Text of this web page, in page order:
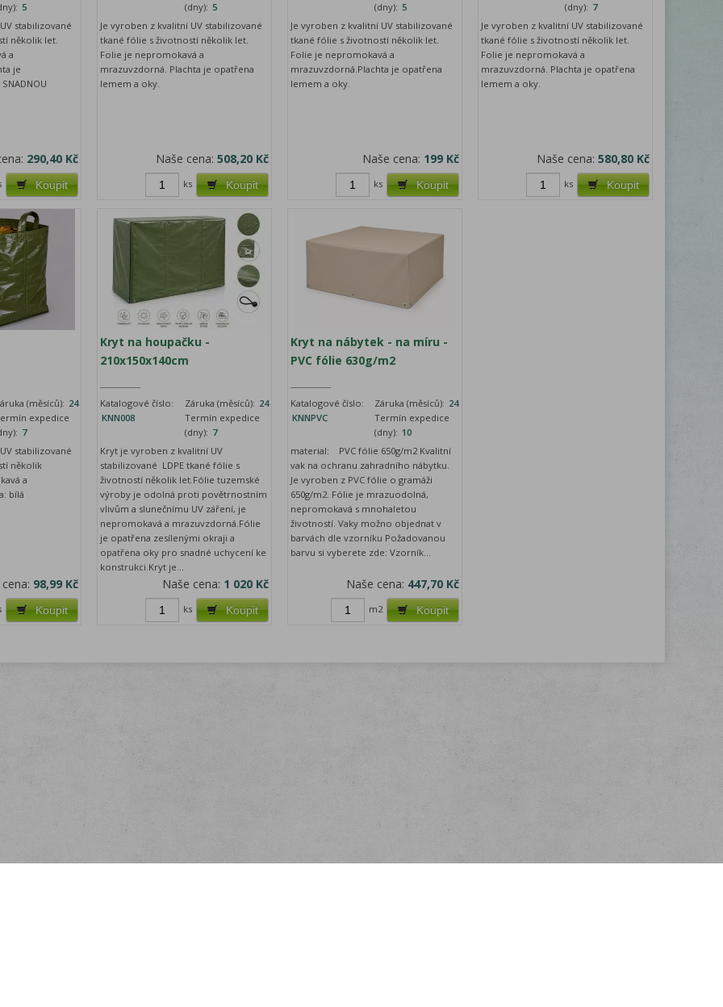
5
stabilizované
několik let.
a
je
290,40 Kč
Koupit
(dny): 5
Je vyroben z kvalitní UV stabilizované
tkané fólie s životností několik let.
Folie je nepromokavá a
mrazuvzdorná. Plachta je opatřena
lemem a oky.
Naše cena:508,20 Kč
Koupit
ks
(dny): 5
Je vyroben z kvalitní UV stabilizované
tkané fólie s životností několik let.
Folie je nepromokavá a
mrazuvzdorná.Plachta je opatřena
lemem a oky.
Naše cena: 199 Kč
Koupit
ks
(dny): 7
Je vyroben z kvalitní UV stabilizované
tkané fólie s životností několik let.
Folie je nepromokavá a
mrazuvzdorná. Plachta je opatřena
lemem a oky.
Naše cena: 580,80 Kč
Koupit
ks
(měsíců): 24
expedice
7
stabilizované
několik
a
bílá
98,99 Kč
Koupit
Kryt na houpačku -
210x150x140cm
Katalogové číslo:
KNN008
Záruka (měsíců): 24
Termín expedice
(dny): 7
Kryt je vyroben z kvalitní UV
stabilizované LDPE tkané fólie s
životností několik let.Fólie tuzemské
výroby je odolná proti povětrnostním
vlivům a slunečnímu UV záření, je
nepromokavá a mrazuvzdorná.Fólie
je opatřena zesílenými okraji a
opatřena oky pro snadné uchycení ke
konstrukci.Kryt je...
Naše cena: 1 020 Kč
Koupit
ks
Kryt na nábytek - na míru -
PVC fólie 630g/m2
Katalogové číslo:
KNNPVC
Záruka (měsíců): 24
Termín expedice
(dny): 10
material: PVC fólie 650g/m2 Kvalitní
vak na ochranu zahradního nábytku.
Je vyroben z PVC fólie o gramáži
650g/m2. Fólie je mrazuodolná,
nepromokavá s mnohaletou
životností. Vaky možno objednat v
barvách dle vzorníku Požadovanou
barvu si vyberete zde: Vzorník...
Naše cena: 447,70 Kč
Koupit
m2